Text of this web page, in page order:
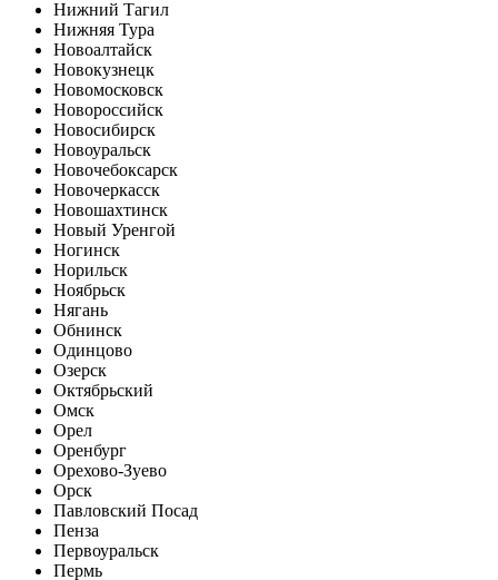
Нижний Тагил
Нижняя Тура
Новоалтайск
Новокузнецк
Новомосковск
Новороссийск
Новосибирск
Новоуральск
Новочебоксарск
Новочеркасск
Новошахтинск
Новый Уренгой
Ногинск
Норильск
Ноябрьск
Нягань
Обнинск
Одинцово
Озерск
Октябрьский
Омск
Орел
Оренбург
Орехово-Зуево
Орск
Павловский Посад
Пенза
Первоуральск
Пермь